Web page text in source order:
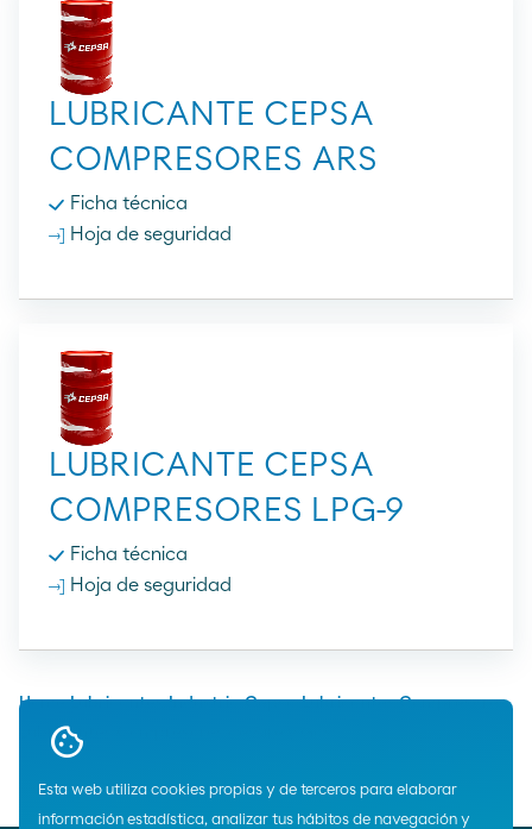
Esta web utiliza cookies propias y de terceros para elaborar
información estadística, analizar tus hábitos de navegación y
LUBRICANTE CEPSA
COMPRESORES ARS
Ficha técnica
Hoja de seguridad
LUBRICANTE CEPSA
COMPRESORES LPG-9
Ficha técnica
Hoja de seguridad
Home Lubricantes Industria Cepsa Lubricantes Compresores
Lubricantes Compresores de Aire y Gas